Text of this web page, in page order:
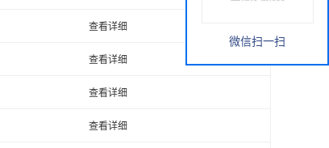
查看详细
查看详细
查看详细
查看详细
微信扫一扫